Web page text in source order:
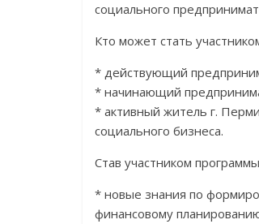
социального
Кто может стать
* действующий
* начинающий
* активный житель г.
социального бизнеса.
Став участником
* новые знания по
финансовому